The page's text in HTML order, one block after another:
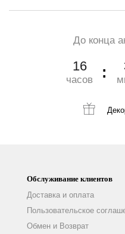
До конца
16
часов
Обслуживание клиентов
Доставка и оплата
Пользовательское
Обмен и Возврат